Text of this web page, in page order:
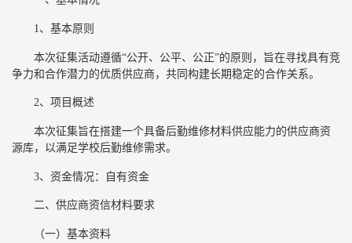
1、基本原则
本次征集活动遵循“公开、公平、公正”的原则，旨在寻找具有竞
争力和合作潜力的优质供应商，共同构建长期稳定的合作关系。
2、项目概述
本次征集旨在搭建一个具备后勤维修材料供应能力的供应商资
源库，以满足学校后勤维修需求。
3、资金情况：自有资金
二、供应商资信材料要求
（一）基本资料